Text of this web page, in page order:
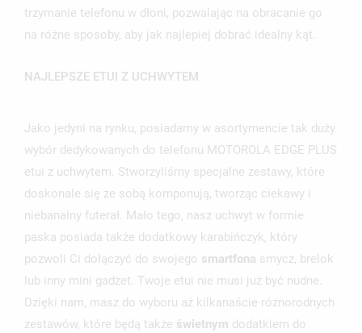
trzymanie telefonu w dłoni, pozwalając na obracanie go
na różne sposoby, aby jak najlepiej dobrać idealny kąt.
NAJLEPSZE ETUI Z UCHWYTEM
Jako jedyni na rynku, posiadamy w asortymencie tak duży
wybór dedykowanych do telefonu MOTOROLA EDGE PLUS
etui z uchwytem. Stworzyliśmy specjalne zestawy, które
doskonale się ze sobą komponują, tworząc ciekawy i
niebanalny futerał. Mało tego, nasz uchwyt w formie
paska posiada także dodatkowy karabińczyk, który
pozwoli Ci dołączyć do swojego smartfona smycz, brelok
lub inny mini gadżet. Twoje etui nie musi już być nudne.
Dzięki nam, masz do wyboru aż kilkanaście różnorodnych
zestawów, które będą także świetnym dodatkiem do